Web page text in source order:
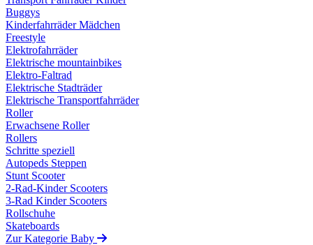
Buggys
Kinderfahrräder Mädchen
Freestyle
Elektrofahrräder
Elektrische mountainbikes
Elektro-Faltrad
Elektrische Stadträder
Elektrische Transportfahrräder
Roller
Erwachsene Roller
Rollers
Schritte speziell
Autopeds Steppen
Stunt Scooter
2-Rad-Kinder Scooters
3-Rad Kinder Scooters
Rollschuhe
Skateboards
Zur Kategorie Baby